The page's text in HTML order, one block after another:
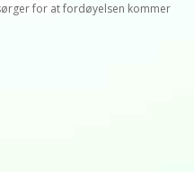
for at fordøyelsen kommer